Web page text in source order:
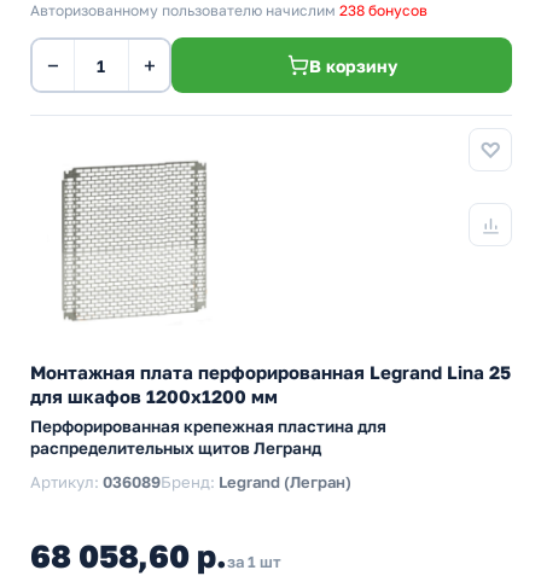
Авторизованному пользователю начислим 238 бонусов
− + В корзину
Монтажная плата перфорированная Legrand Lina 25
для шкафов 1200х1200 мм
Перфорированная крепежная пластина для
распределительных щитов Легранд
Артикул: 036089Бренд: Legrand (Легран)
68 058,60 р.за 1 шт